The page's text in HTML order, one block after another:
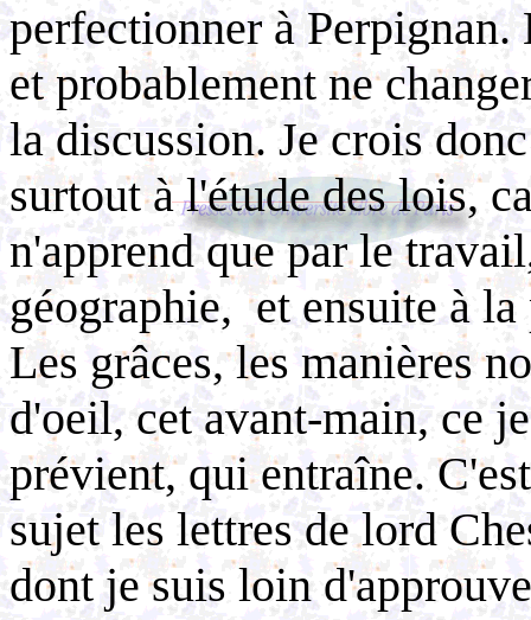
perfectionner à
et probablement ne
la discussion. Je crois
surtout à l'étude des lois,
n'apprend que par le
géographie, ­ et ensuite à
Les grâces, les manières
d'oeil, cet avant-main, ce
prévient, qui entraîne.
sujet les lettres de lord
dont je suis loin